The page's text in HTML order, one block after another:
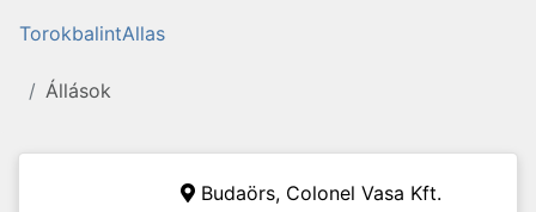
TorokbalintAllas
Állások
Budaörs, Colonel Vasa Kft.